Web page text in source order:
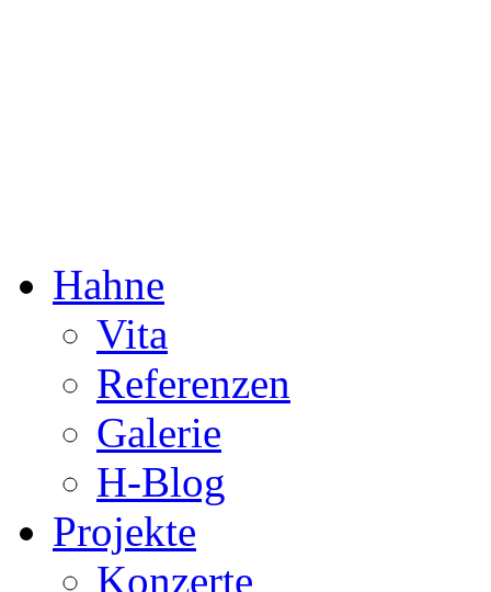
Hahne
Vita
Referenzen
Galerie
H-Blog
Projekte
Konzerte